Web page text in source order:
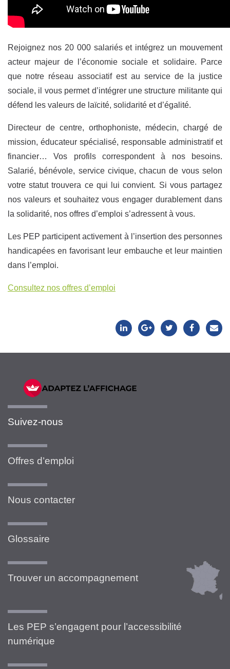
Rejoignez nos 20 000 salariés et intégrez un mouvement
acteur majeur de l’économie sociale et solidaire. Parce
que notre réseau associatif est au service de la justice
sociale, il vous permet d’intégrer une structure militante qui
défend les valeurs de laïcité, solidarité et d’égalité.
Directeur de centre, orthophoniste, médecin, chargé de
mission, éducateur spécialisé, responsable administratif et
financier… Vos profils correspondent à nos besoins.
Salarié, bénévole, service civique, chacun de vous selon
votre statut trouvera ce qui lui convient. Si vous partagez
nos valeurs et souhaitez vous engager durablement dans
la solidarité, nos offres d’emploi s’adressent à vous.
Les PEP participent activement à l’insertion des personnes
handicapées en favorisant leur embauche et leur maintien
dans l’emploi.
Consultez nos offres d’emploi
Suivez-nous
Offres d’emploi
Nous contacter
Glossaire
Trouver un accompagnement
Les PEP s’engagent pour l’accessibilité
numérique